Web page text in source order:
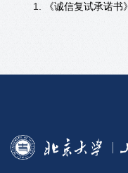
1.
《诚信复试承诺书》